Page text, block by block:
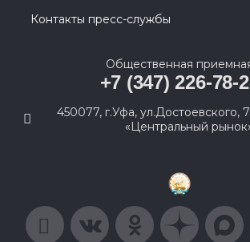
Контакты пресс-службы
Общественная
+7 (347) 226-78-
450077, г.Уфа, ул.Достоевского,
«Центральный